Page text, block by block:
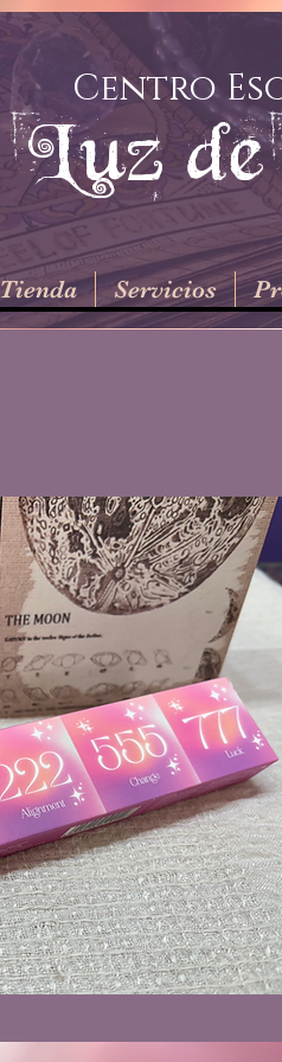
Centro
Luz
Tienda Servicios